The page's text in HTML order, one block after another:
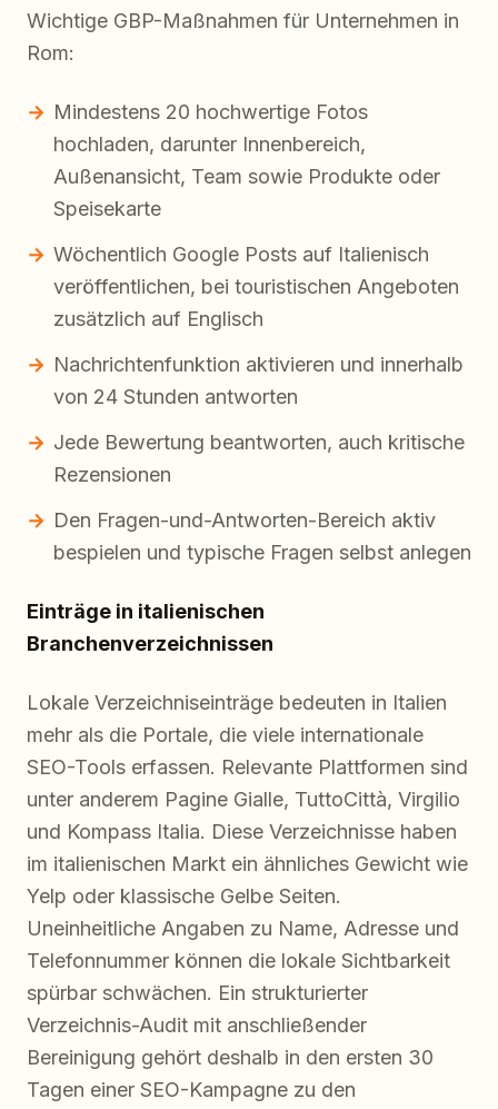
Wichtige GBP-Maßnahmen für Unternehmen in
Rom:
Mindestens 20 hochwertige Fotos
hochladen, darunter Innenbereich,
Außenansicht, Team sowie Produkte oder
Speisekarte
Wöchentlich Google Posts auf Italienisch
veröffentlichen, bei touristischen Angeboten
zusätzlich auf Englisch
Nachrichtenfunktion aktivieren und innerhalb
von 24 Stunden antworten
Jede Bewertung beantworten, auch kritische
Rezensionen
Den Fragen-und-Antworten-Bereich aktiv
bespielen und typische Fragen selbst anlegen
Einträge in italienischen
Branchenverzeichnissen
Lokale Verzeichniseinträge bedeuten in Italien
mehr als die Portale, die viele internationale
SEO-Tools erfassen. Relevante Plattformen sind
unter anderem Pagine Gialle, TuttoCittà, Virgilio
und Kompass Italia. Diese Verzeichnisse haben
im italienischen Markt ein ähnliches Gewicht wie
Yelp oder klassische Gelbe Seiten.
Uneinheitliche Angaben zu Name, Adresse und
Telefonnummer können die lokale Sichtbarkeit
spürbar schwächen. Ein strukturierter
Verzeichnis-Audit mit anschließender
Bereinigung gehört deshalb in den ersten 30
Tagen einer SEO-Kampagne zu den